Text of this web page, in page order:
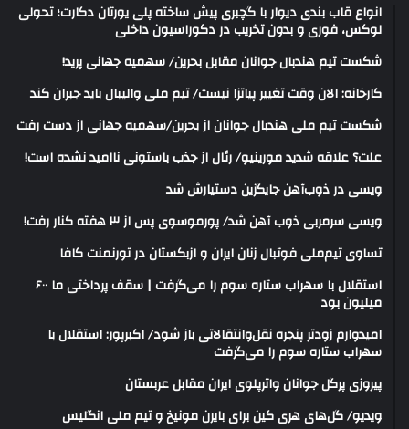
انواع قاب بندی دیوار با گچبری پیش ساخته پلی یورتان دکارت؛ تحولی
لوکس، فوری و بدون تخریب در دکوراسیون داخلی
شکست تیم هندبال جوانان مقابل بحرین/ سهمیه جهانی پرید!
کارخانه: الان وقت تغییر پیاتزا نیست/ تیم ملی والیبال باید جبران کند
شکست تیم ملی هندبال جوانان از بحرین/سهمیه جهانی از دست رفت
علت؟ علاقه شدید مورینیو/ رئال از جذب باستونی ناامید نشده است!
ویسی در ذوب‌آهن جایگزین دستیارش شد
ویسی سرمربی ذوب آهن شد/ پورموسوی پس از ۳ هفته کنار رفت!
تساوی تیم‌ملی فوتبال زنان ایران و ازبکستان در تورنمنت کافا
استقلال با سهراب ستاره سوم را می‌گرفت | سقف پرداختی ما ۶۰۰
میلیون بود
امیدوارم زودتر پنجره نقل‌وانتقالاتی باز شود/ اکبرپور: استقلال با
سهراب ستاره سوم را می‌گرفت
پیروزی پرگل جوانان واترپلوی ایران مقابل عربستان
ویدیو/ گل‌های هری‌ کین برای بایرن مونیخ و تیم ملی انگلیس